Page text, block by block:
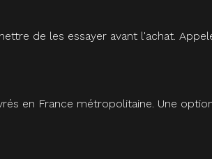
de les essayer avant l'achat.
en France métropolitaine. Une